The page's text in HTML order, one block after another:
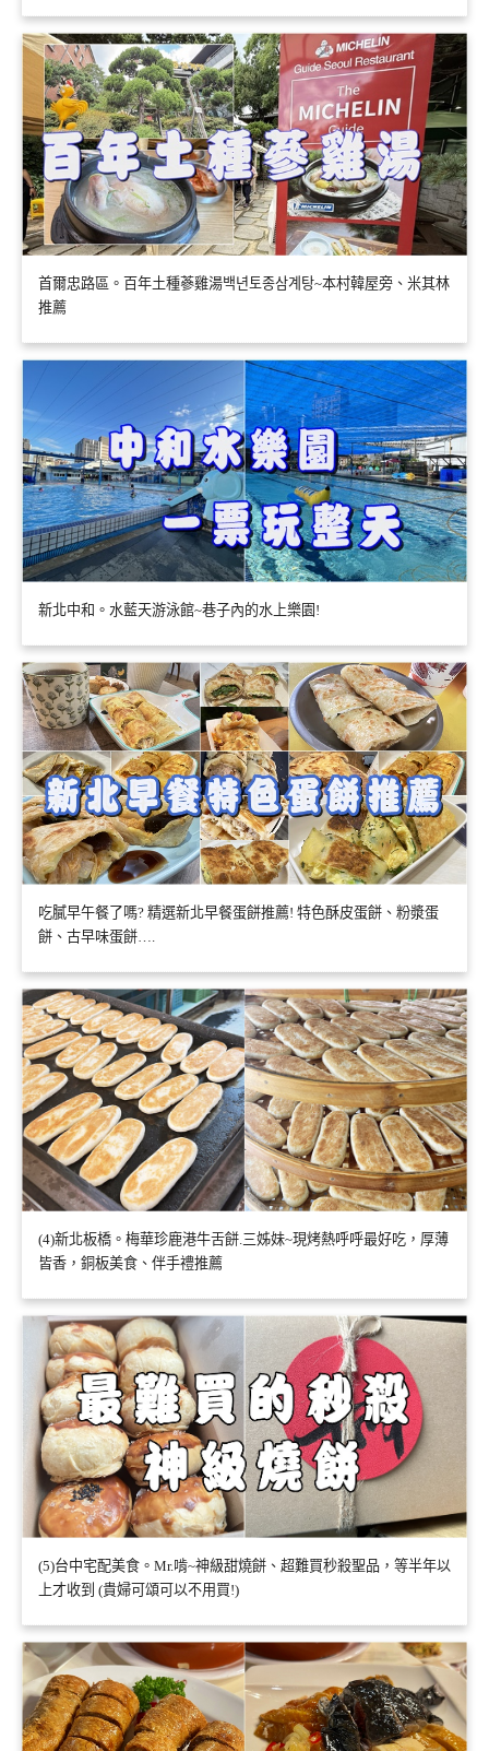
首爾忠路區。百年土種蔘雞湯백년토종삼계탕~本村韓屋旁、米其林
推薦
新北中和。水藍天游泳館~巷子內的水上樂園!
吃膩早午餐了嗎? 精選新北早餐蛋餅推薦! 特色酥皮蛋餅、粉漿蛋
餅、古早味蛋餅….
(4)新北板橋。梅華珍鹿港牛舌餅.三姊妹~現烤熱呼呼最好吃，厚薄
皆香，銅板美食、伴手禮推薦
(5)台中宅配美食。Mr.啃~神級甜燒餅、超難買秒殺聖品，等半年以
上才收到 (貴婦可頌可以不用買!)